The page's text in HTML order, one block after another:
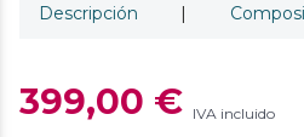
Descripción |
399,00 € IVA incluido